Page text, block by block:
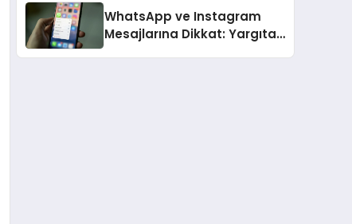
WhatsApp ve Instagram
Mesajlarına Dikkat: Yargıtay